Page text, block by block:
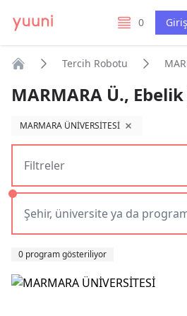
0
listelerim
Tercih Robotu
MARMARA ÜNİVERSİTESİ filtreyi kaldır
Filtreler
0 program gösteriliyor